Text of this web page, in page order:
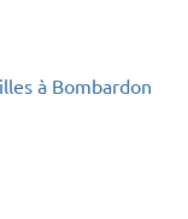
à Bombardon